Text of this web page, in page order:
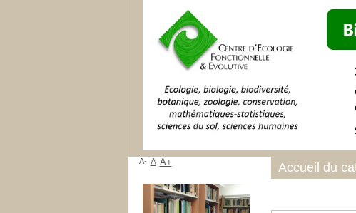
Accueil du
A- A A+